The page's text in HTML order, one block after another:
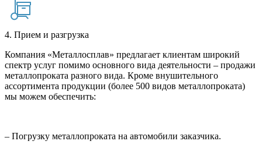
4. Прием и разгрузка
Компания «Металлосплав» предлагает клиентам широкий
спектр услуг помимо основного вида деятельности – продажи
металлопроката разного вида. Кроме внушительного
ассортимента продукции (более 500 видов металлопроката)
мы можем обеспечить:
– Погрузку металлопроката на автомобили заказчика.